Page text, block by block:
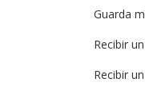
Guarda
Recibir
Recibir